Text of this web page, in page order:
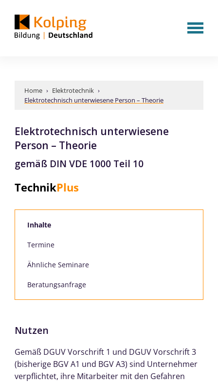
Home › Elektrotechnik ›
Elektrotechnisch unterwiesene Person – Theorie
Elektrotechnisch unterwiesene
Person – Theorie
gemäß DIN VDE 1000 Teil 10
TechnikPlus
Inhalte
Termine
Ähnliche Seminare
Beratungsanfrage
Nutzen
Gemäß DGUV Vorschrift 1 und DGUV Vorschrift 3
(bisherige BGV A1 und BGV A3) sind Unternehmer
verpflichtet, ihre Mitarbeiter mit den Gefahren